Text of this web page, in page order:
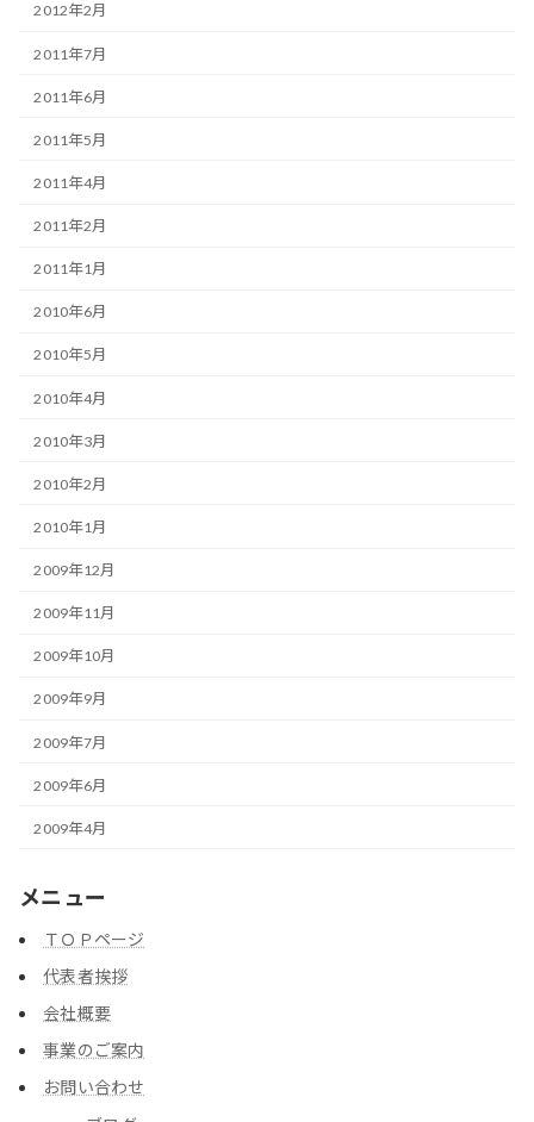
2012年2月
2011年7月
2011年6月
2011年5月
2011年4月
2011年2月
2011年1月
2010年6月
2010年5月
2010年4月
2010年3月
2010年2月
2010年1月
2009年12月
2009年11月
2009年10月
2009年9月
2009年7月
2009年6月
2009年4月
メニュー
ＴＯＰページ
代表者挨拶
会社概要
事業のご案内
お問い合わせ